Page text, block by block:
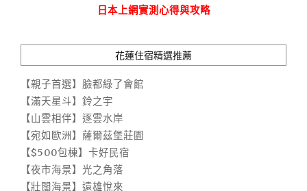
日本上網實測心得與攻略
花蓮住宿精選推薦
【親子首選】臉都綠了會館
【滿天星斗】鈴之宇
【山雲相伴】逐雲水岸
【宛如歐洲】薩爾茲堡莊園
【$500包棟】卡好民宿
【夜市海景】光之角落
【壯闊海景】遠雄悅來